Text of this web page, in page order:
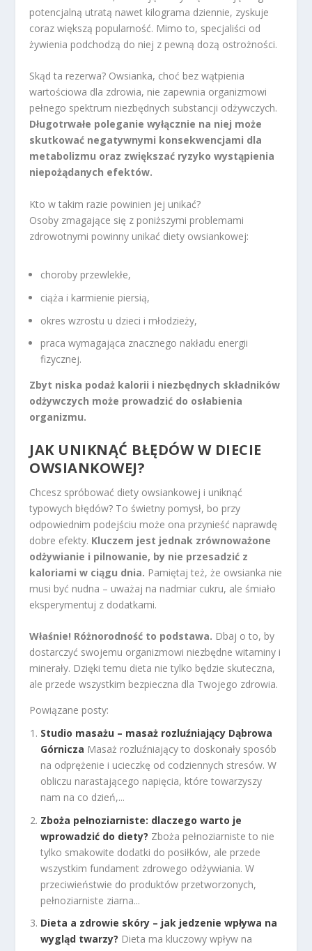
potencjalną utratą nawet kilograma dziennie, zyskuje
coraz większą popularność. Mimo to, specjaliści od
żywienia podchodzą do niej z pewną dozą ostrożności.
Skąd ta rezerwa? Owsianka, choć bez wątpienia
wartościowa dla zdrowia, nie zapewnia organizmowi
pełnego spektrum niezbędnych substancji odżywczych.
Długotrwałe poleganie wyłącznie na niej może
skutkować negatywnymi konsekwencjami dla
metabolizmu oraz zwiększać ryzyko wystąpienia
niepożądanych efektów.
Kto w takim razie powinien jej unikać?
Osoby zmagające się z poniższymi problemami
zdrowotnymi powinny unikać diety owsiankowej:
choroby przewlekłe,
ciąża i karmienie piersią,
okres wzrostu u dzieci i młodzieży,
praca wymagająca znacznego nakładu energii
fizycznej.
Zbyt niska podaż kalorii i niezbędnych składników
odżywczych może prowadzić do osłabienia
organizmu.
JAK UNIKNĄĆ BŁĘDÓW W DIECIE
OWSIANKOWEJ?
Chcesz spróbować diety owsiankowej i uniknąć
typowych błędów? To świetny pomysł, bo przy
odpowiednim podejściu może ona przynieść naprawdę
dobre efekty. Kluczem jest jednak zrównoważone
odżywianie i pilnowanie, by nie przesadzić z
kaloriami w ciągu dnia. Pamiętaj też, że owsianka nie
musi być nudna – uważaj na nadmiar cukru, ale śmiało
eksperymentuj z dodatkami.
Właśnie! Różnorodność to podstawa. Dbaj o to, by
dostarczyć swojemu organizmowi niezbędne witaminy i
minerały. Dzięki temu dieta nie tylko będzie skuteczna,
ale przede wszystkim bezpieczna dla Twojego zdrowia.
Powiązane posty:
Studio masażu – masaż rozluźniający Dąbrowa
Górnicza Masaż rozluźniający to doskonały sposób
na odprężenie i ucieczkę od codziennych stresów. W
obliczu narastającego napięcia, które towarzyszy
nam na co dzień,...
Zboża pełnoziarniste: dlaczego warto je
wprowadzić do diety? Zboża pełnoziarniste to nie
tylko smakowite dodatki do posiłków, ale przede
wszystkim fundament zdrowego odżywiania. W
przeciwieństwie do produktów przetworzonych,
pełnoziarniste ziarna...
Dieta a zdrowie skóry – jak jedzenie wpływa na
wygląd twarzy? Dieta ma kluczowy wpływ na